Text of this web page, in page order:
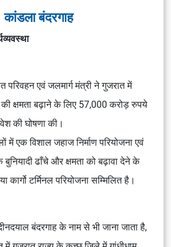
कांडला बंदरगाह
परिवहन एवं जलमार्ग मंत्री ने गुजरात में
क्षमता बढ़ाने के लिए 57,000 करोड़ रुपये
की घोषणा की।
में एक विशाल जहाज निर्माण परियोजना एवं
बुनियादी ढाँचे और क्षमता को बढ़ावा देने के
कार्गो टर्मिनल परियोजना सम्मिलित है।
बंदरगाह के नाम से भी जाना जाता है,